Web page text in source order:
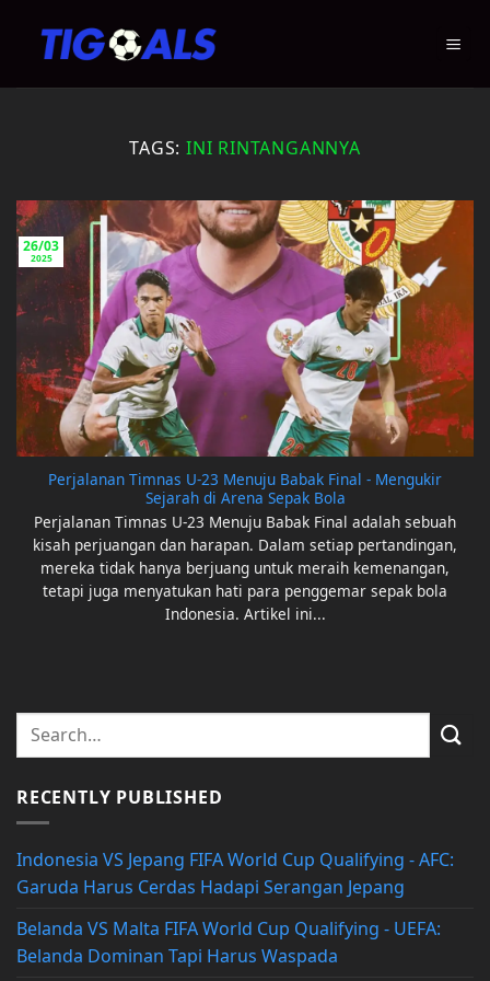
TAGS: INI RINTANGANNYA
Perjalanan Timnas U-23 Menuju Babak Final - Mengukir
Sejarah di Arena Sepak Bola
Perjalanan Timnas U-23 Menuju Babak Final adalah sebuah
kisah perjuangan dan harapan. Dalam setiap pertandingan,
mereka tidak hanya berjuang untuk meraih kemenangan,
tetapi juga menyatukan hati para penggemar sepak bola
Indonesia. Artikel ini...
26/03
2025
RECENTLY PUBLISHED
Indonesia VS Jepang FIFA World Cup Qualifying - AFC:
Garuda Harus Cerdas Hadapi Serangan Jepang
Belanda VS Malta FIFA World Cup Qualifying - UEFA:
Belanda Dominan Tapi Harus Waspada